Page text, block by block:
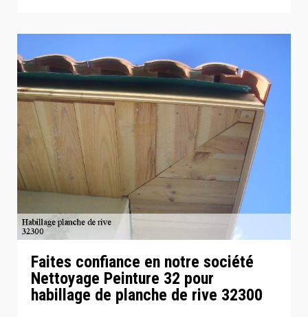
Faites confiance en notre société
Nettoyage Peinture 32 pour
habillage de planche de rive 32300